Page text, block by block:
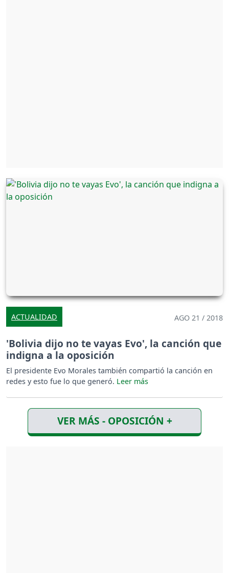
ACTUALIDAD AGO 21 / 2018
'Bolivia dijo no te vayas Evo', la canción que
indigna a la oposición
El presidente Evo Morales también compartió la canción en
redes y esto fue lo que generó.
VER MÁS - OPOSICIÓN +